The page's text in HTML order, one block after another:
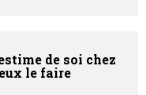
de soi chez
le faire